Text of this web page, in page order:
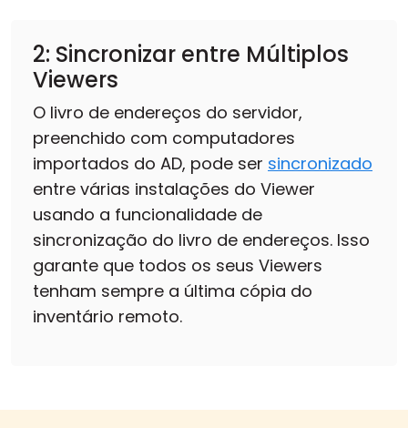
2: Sincronizar entre Múltiplos
Viewers
O livro de endereços do servidor,
preenchido com computadores
importados do AD, pode ser sincronizado
entre várias instalações do Viewer
usando a funcionalidade de
sincronização do livro de endereços. Isso
garante que todos os seus Viewers
tenham sempre a última cópia do
inventário remoto.